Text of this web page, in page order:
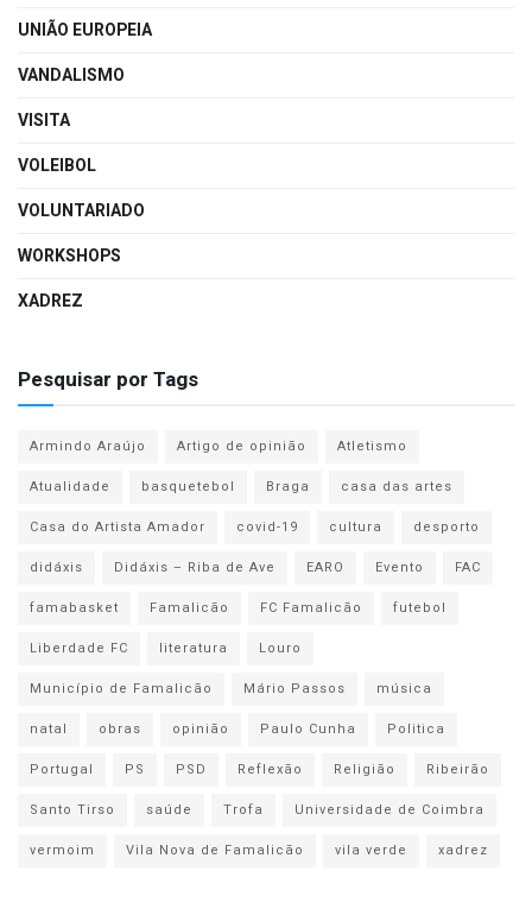
UNIÃO EUROPEIA
VANDALISMO
VISITA
VOLEIBOL
VOLUNTARIADO
WORKSHOPS
XADREZ
Pesquisar por Tags
Armindo Araújo Artigo de opinião
Atletismo
Atualidade
basquetebol Braga
casa das artes
Casa do Artista Amador
covid-19 cultura
desporto
didáxis
Didáxis – Riba de Ave EARO Evento
FAC
famabasket
Famalicão FC Famalicão
futebol
Liberdade FC
literatura
Louro
Município de Famalicão
Mário Passos
música
natal
obras opinião Paulo Cunha
Politica
Portugal
PS PSD Reflexão Religião
Ribeirão
Santo Tirso
saúde Trofa
Universidade de Coimbra
vermoim
Vila Nova de Famalicão vila verde xadrez